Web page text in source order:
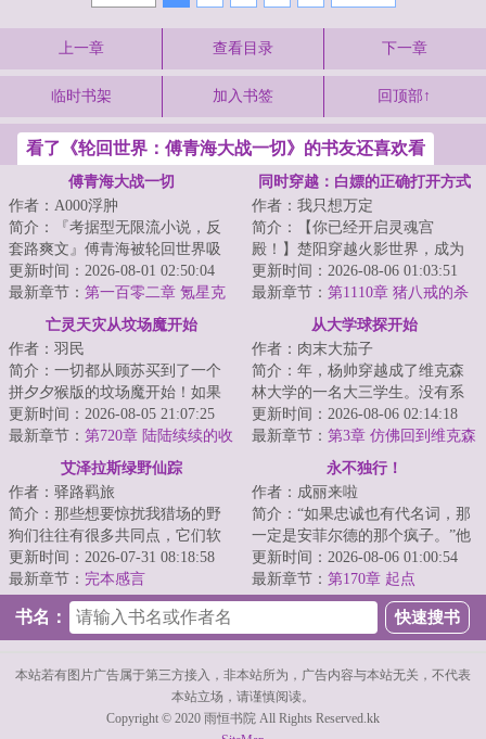
上一章 查看目录 下一章
临时书架 加入书签 回顶部↑
看了《轮回世界：傅青海大战一切》的书友还喜欢看
傅青海大战一切
作者：A000浮肿
简介：『考据型无限流小说，反
套路爽文』傅青海被轮回世界吸
入了，当他目睹了异形大战食死
徒、绝地武士大...
更新时间：2026-08-01 02:50:04
最新章节： 第一百零二章 氪星克
同时穿越：白嫖的正确打开方式
作者：我只想万定
简介：【你已经开启灵魂宫
殿！】楚阳穿越火影世界，成为
千手一族一员，但似乎穿越的有
点早，穿越忍村都还...
更新时间：2026-08-06 01:03:51
最新章节： 第1110章 猪八戒的杀
亡灵天灾从坟场魔开始
作者：羽民
简介：一切都从顾苏买到了一个
拼夕夕猴版的坟场魔开始！如果
不想死在游戏里，就要想办法拼
命！拾荒、战斗...
更新时间：2026-08-05 21:07:25
最新章节： 第720章 陆陆续续的收
获（加更求全订）
从大学球探开始
作者：肉末大茄子
简介：年，杨帅穿越成了维克森
林大学的一名大三学生。没有系
统，没有天赋，他唯一比其他人
多知道的，是未...
更新时间：2026-08-06 02:14:18
最新章节： 第3章 仿佛回到维克森
艾泽拉斯绿野仙踪
作者：驿路羁旅
简介：那些想要惊扰我猎场的野
狗们往往有很多共同点，它们软
弱、鲁莽、怯懦...甚至不好吃，可
在大自然的...
更新时间：2026-07-31 08:18:58
最新章节： 完本感言
永不独行！
作者：成丽来啦
简介：“如果忠诚也有代名词，那
一定是安菲尔德的那个疯子。”他
是足坛的异类，是媒体口诛笔伐
的暴徒，是...
更新时间：2026-08-06 01:00:54
最新章节： 第170章 起点
书名：
本站若有图片广告属于第三方接入，非本站所为，广告内容与本站无关，不代表
本站立场，请谨慎阅读。
Copyright © 2020 雨恒书院 All Rights Reserved.kk